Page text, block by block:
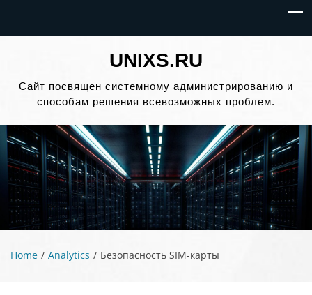
UNIXS.RU
Сайт посвящен системному администрированию и
способам решения всевозможных проблем.
Home Analytics Безопасность SIM-карты